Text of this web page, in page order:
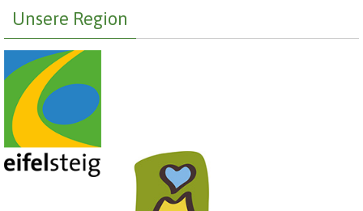
Unsere Region